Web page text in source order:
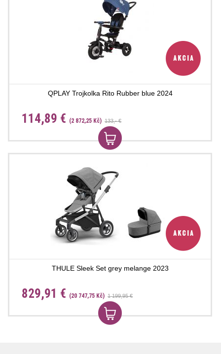
QPLAY Trojkolka Rito Rubber blue 2024
114,89 € (2 872,25 Kč) 133,- €
THULE Sleek Set grey melange 2023
829,91 € (20 747,75 Kč) 1 199,95 €